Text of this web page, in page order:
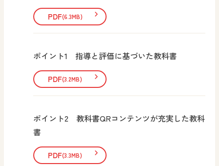
PDF(6.3MB)
ポイント1 指導と評価に基づいた教科書
PDF(3.2MB)
ポイント2 教科書QRコンテンツが充実した教科
書
PDF(3.3MB)